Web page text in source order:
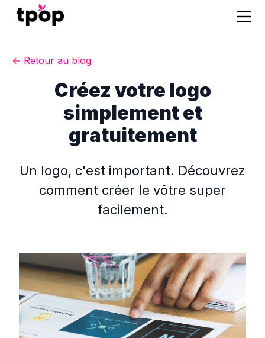
← Retour au blog
Créez votre logo
simplement et
gratuitement
Un logo, c'est important. Découvrez
comment créer le vôtre super
facilement.